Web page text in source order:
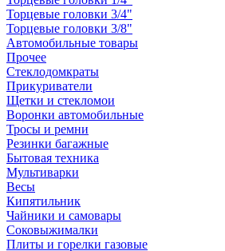
Торцевые головки 3/4"
Торцевые головки 3/8"
Автомобильные товары
Прочее
Стеклодомкраты
Прикуриватели
Щетки и стекломои
Воронки автомобильные
Тросы и ремни
Резинки багажные
Бытовая техника
Мультиварки
Весы
Кипятильник
Чайники и самовары
Соковыжималки
Плиты и горелки газовые